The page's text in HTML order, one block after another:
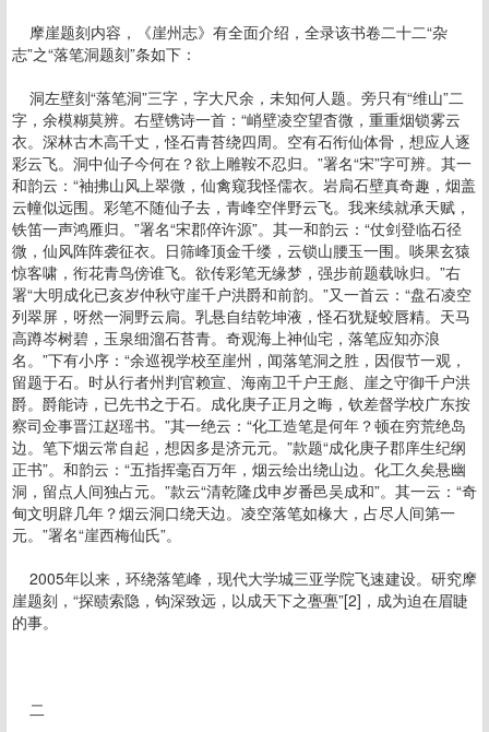
摩崖题刻内容，《崖州志》有全面介绍，全录该书卷二十二“杂
志”之“落笔洞题刻”条如下：
洞左壁刻“落笔洞”三字，字大尺余，未知何人题。旁只有“维山”二
字，余模糊莫辨。右壁镌诗一首：“峭壁凌空望杳微，重重烟锁雾云
衣。深林古木高千丈，怪石青苔绕四周。空有石衔仙体骨，想应人逐
彩云飞。洞中仙子今何在？欲上雕鞍不忍归。”署名“宋”字可辨。其一
和韵云：“袖拂山风上翠微，仙禽窥我怪儒衣。岩扃石壁真奇趣，烟盖
云幢似远围。彩笔不随仙子去，青峰空伴野云飞。我来续就承天赋，
铁笛一声鸿雁归。”署名“宋郡倅许源”。其一和韵云：“仗剑登临石径
微，仙风阵阵袭征衣。日筛峰顶金千缕，云锁山腰玉一围。啖果玄猿
惊客啸，衔花青鸟傍谁飞。欲传彩笔无缘梦，强步前题载咏归。”右
署“大明成化已亥岁仲秋守崖千户洪爵和前韵。”又一首云：“盘石凌空
列翠屏，呀然一洞野云扃。乳悬自结乾坤液，怪石犹疑蛟唇精。天马
高蹲岑树碧，玉泉细溜石苔青。奇观海上神仙宅，落笔应知亦浪
名。”下有小序：“余巡视学校至崖州，闻落笔洞之胜，因假节一观，
留题于石。时从行者州判官赖宣、海南卫千户王彪、崖之守御千户洪
爵。爵能诗，已先书之于石。成化庚子正月之晦，钦差督学校广东按
察司佥事晋江赵瑶书。”其一绝云：“化工造笔是何年？顿在穷荒绝岛
边。笔下烟云常自起，想因多是济元元。”款题“成化庚子郡庠生纪纲
正书”。和韵云：“五指挥毫百万年，烟云绘出绕山边。化工久矣悬幽
洞，留点人间独占元。”款云“清乾隆戊申岁番邑吴成和”。其一云：“奇
甸文明辟几年？烟云洞口绕天边。凌空落笔如椽大，占尽人间第一
元。”署名“崖西梅仙氏”。
2005年以来，环绕落笔峰，现代大学城三亚学院飞速建设。研究摩
崖题刻，“探赜索隐，钩深致远，以成天下之亹亹”[2]，成为迫在眉睫
的事。
二